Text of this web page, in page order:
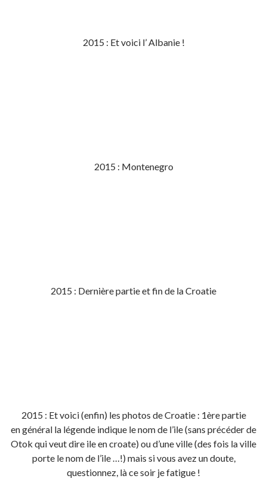
2015 : Et voici l’ Albanie !
2015 : Montenegro
2015 : Dernière partie et fin de la Croatie
2015 : Et voici (enfin) les photos de Croatie : 1ère partie
en général la légende indique le nom de l’ile (sans précéder de
Otok qui veut dire ile en croate) ou d’une ville (des fois la ville
porte le nom de l’ile …!) mais si vous avez un doute,
questionnez, là ce soir je fatigue !